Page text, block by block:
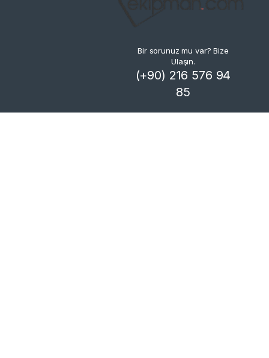
Bir sorunuz mu var? Bize
Ulaşın.
(+90) 216 576 94
85